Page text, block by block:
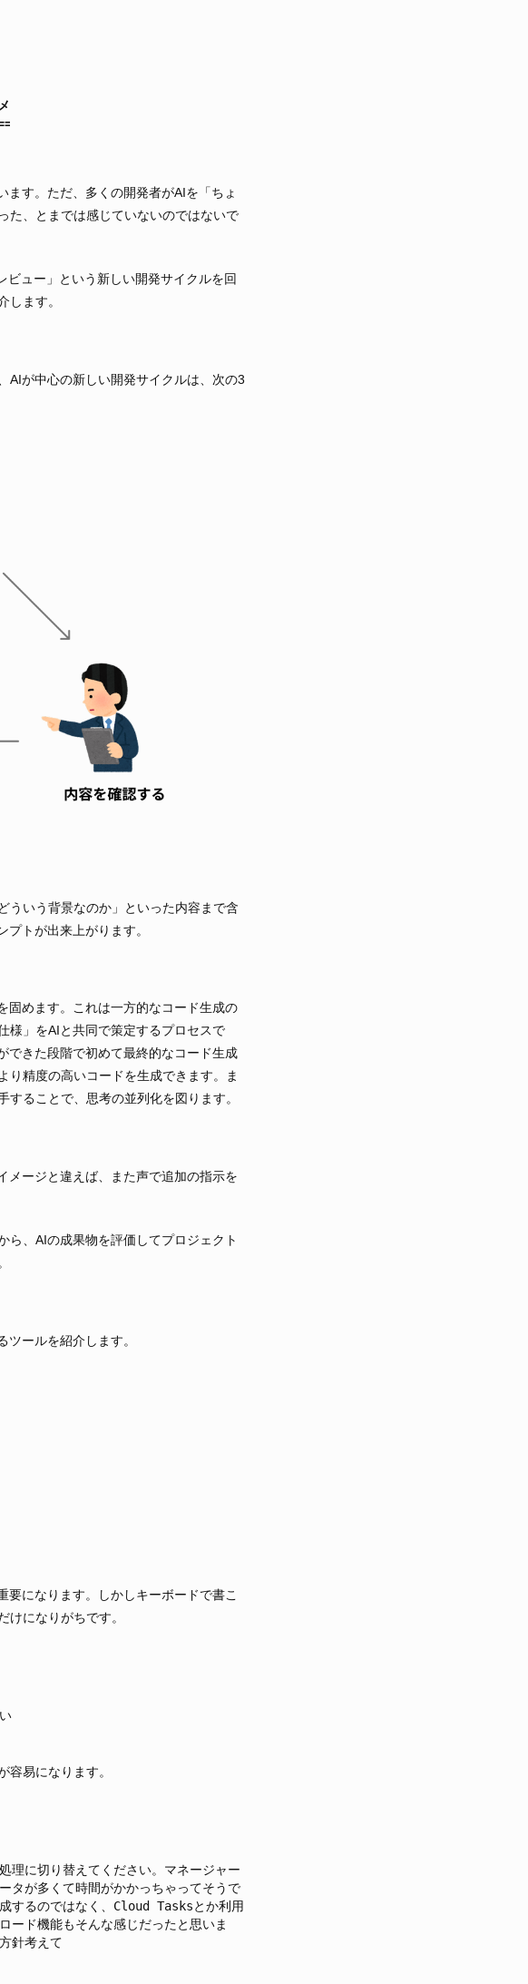
す。ただ、多くの開発者がAIを「ちょ
た、とまでは感じていないのではないで
ュー」という新しい開発サイクルを回
します。
AIが中心の新しい開発サイクルは、次の3
ういう背景なのか」といった内容まで含
トが出来上がります。
固めます。これは一方的なコード生成の
様」をAIと共同で策定するプロセスで
できた段階で初めて最終的なコード生成
り精度の高いコードを生成できます。ま
ることで、思考の並列化を図ります。
メージと違えば、また声で追加の指示を
ら、AIの成果物を評価してプロジェクト
ールを紹介します。
になります。しかしキーボードで書こ
けになりがちです。
易になります。
理に切り替えてください。マネージャー
タが多くて時間がかかっちゃってそうで
するのではなく、Cloud Tasksとか利用
ード機能もそんな感じだったと思いま
針考えて